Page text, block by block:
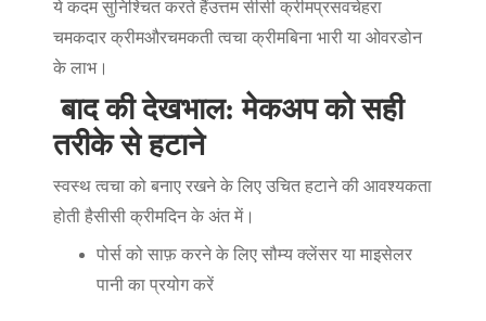
ये कदम सुनिश्चित करते हैंउत्तम सीसी क्रीमप्रसवचेहरा
चमकदार क्रीमऔरचमकती त्वचा क्रीमबिना भारी या ओवरडोन
के लाभ।
बाद की देखभाल: मेकअप को सही
तरीके से हटाने
स्वस्थ त्वचा को बनाए रखने के लिए उचित हटाने की आवश्यकता
होती हैसीसी क्रीमदिन के अंत में।
पोर्स को साफ़ करने के लिए सौम्य क्लेंसर या माइसेलर
पानी का प्रयोग करें